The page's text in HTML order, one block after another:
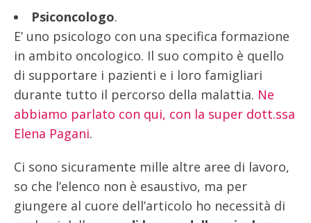
Psiconcologo.
E’ uno psicologo con una specifica formazione
in ambito oncologico. Il suo compito è quello
di supportare i pazienti e i loro famigliari
durante tutto il percorso della malattia. Ne
abbiamo parlato con qui, con la super dott.ssa
Elena Pagani.
Ci sono sicuramente mille altre aree di lavoro,
so che l’elenco non è esaustivo, ma per
giungere al cuore dell’articolo ho necessità di